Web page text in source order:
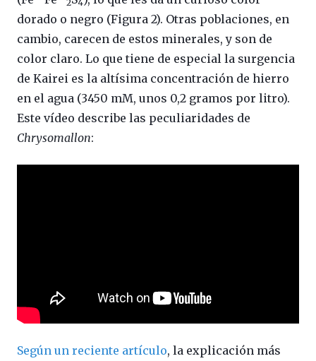
2 4
dorado o negro (Figura 2). Otras poblaciones, en
cambio, carecen de estos minerales, y son de
color claro. Lo que tiene de especial la surgencia
de Kairei es la altísima concentración de hierro
en el agua (3450 mM, unos 0,2 gramos por litro).
Este vídeo describe las peculiaridades de
Chrysomallon:
Según un reciente artículo, la explicación más